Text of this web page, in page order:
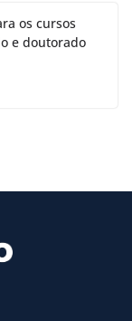
os cursos
e doutorado